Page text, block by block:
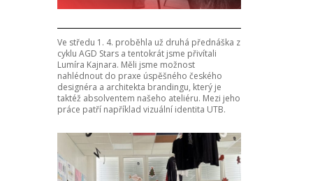
Ve středu 1. 4. proběhla už druhá přednáška z
cyklu AGD Stars a tentokrát jsme přivítali
Lumíra Kajnara. Měli jsme možnost
nahlédnout do praxe úspěšného českého
designéra a architekta brandingu, který je
taktéž absolventem našeho ateliéru. Mezi jeho
práce patří například vizuální identita UTB.